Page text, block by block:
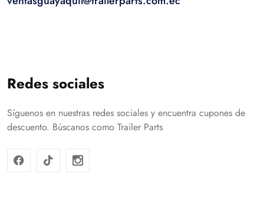
Redes sociales
Síguenos en nuestras redes sociales y encuentra cupones de
descuento. Búscanos como Trailer Parts